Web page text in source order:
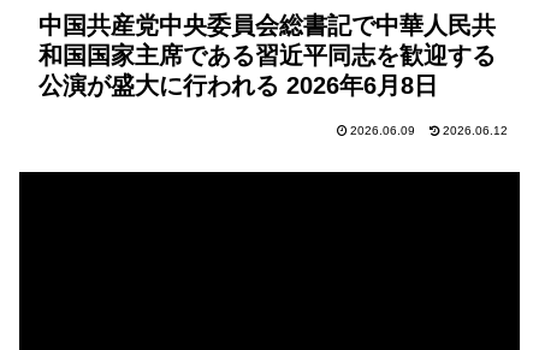
中国共産党中央委員会総書記で中華人民共
和国国家主席である習近平同志を歓迎する
公演が盛大に行われる 2026年6月8日
2026.06.09 2026.06.12